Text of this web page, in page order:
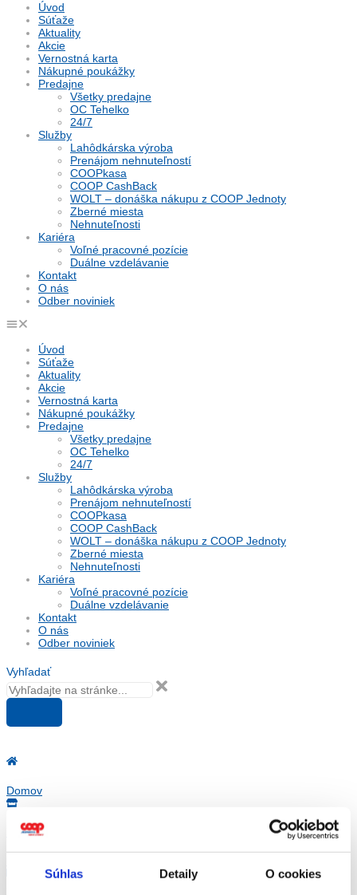
Súhlas Detaily O cookies
Úvod
Súťaže
Aktuality
Akcie
Vernostná karta
Nákupné poukážky
Predajne
Všetky predajne
OC Tehelko
24/7
Služby
Lahôdkárska výroba
Prenájom nehnuteľností
COOPkasa
COOP CashBack
WOLT – donáška nákupu z COOP Jednoty
Zberné miesta
Nehnuteľnosti
Kariéra
Voľné pracovné pozície
Duálne vzdelávanie
Kontakt
O nás
Odber noviniek
Úvod
Súťaže
Aktuality
Akcie
Vernostná karta
Nákupné poukážky
Predajne
Všetky predajne
OC Tehelko
24/7
Služby
Lahôdkárska výroba
Prenájom nehnuteľností
COOPkasa
COOP CashBack
WOLT – donáška nákupu z COOP Jednoty
Zberné miesta
Nehnuteľnosti
Kariéra
Voľné pracovné pozície
Duálne vzdelávanie
Kontakt
O nás
Odber noviniek
Vyhľadať
Domov
Predajne